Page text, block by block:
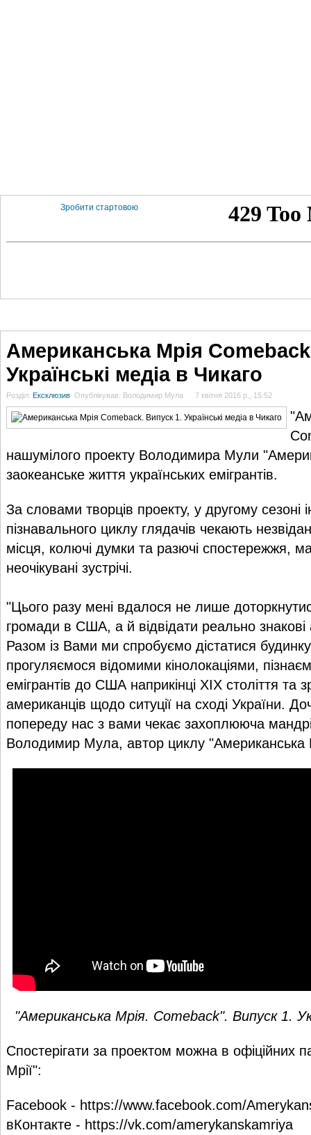
Зробити стартовою
Американська Мрія
Українські медіа в Чикаго
Розділ: Ексклюзив Опублікував: Володимир Мула 7 квітня 2016 р., 15:52
нашумілого проекту Володимира Мули
заокеанське життя українських емігрантів.
За словами творців проекту, у другому сезоні
пізнавального циклу глядачів чекають
місця, колючі думки та разючі спостережжя,
неочікувані зустрічі.
"Цього разу мені вдалося не лише
громади в США, а й відвідати реально знакові
Разом із Вами ми спробуємо дістатися
прогуляємося відомими кінолокаціями,
емігрантів до США наприкінці XIX століття та
американців щодо ситуції на сході України.
попереду нас з вами чекає захоплююча
Володимир Мула, автор циклу "Американська
"Американська Мрія. Comeback". Випуск 1.
Спостерігати за проектом можна в офіційних
Мрії":
Facebook - https://www.facebook.com/
вКонтакте - https://vk.com/amerykanskamriya